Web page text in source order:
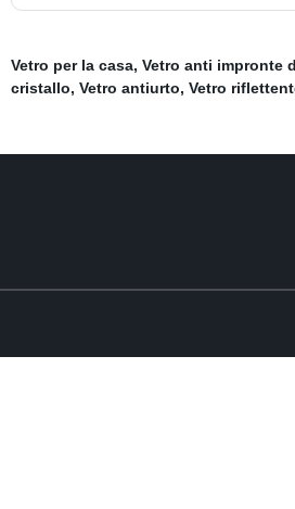
Vetro per la casa, Vetro anti impronte
cristallo, Vetro antiurto, Vetro